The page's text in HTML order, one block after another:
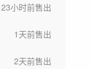
23小时前售出
1天前售出
2天前售出